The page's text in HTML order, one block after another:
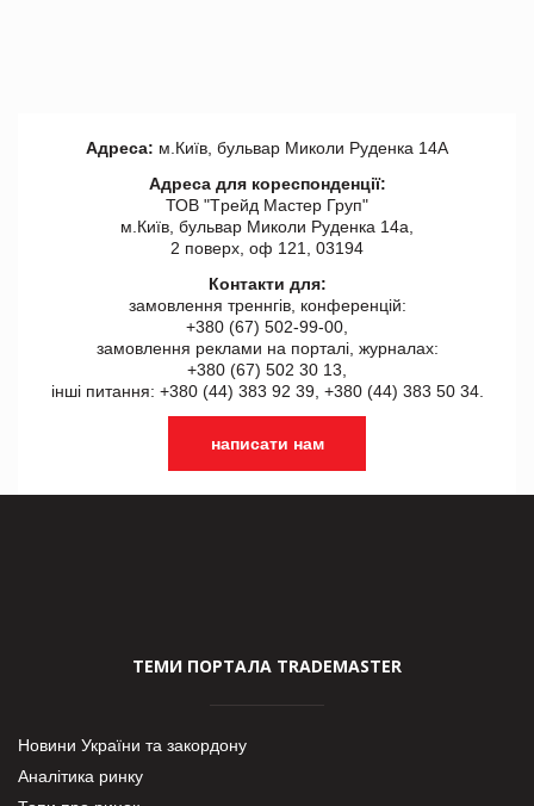
Адреса: м.Київ, бульвар Миколи Руденка 14А
Адреса для кореспонденції:
ТОВ "Tрейд Мастер Груп"
м.Київ, бульвар Миколи Руденка 14а,
2 поверх, оф 121, 03194
Контакти для:
замовлення треннгів, конференцій:
+380 (67) 502-99-00,
замовлення реклами на порталі, журналах:
+380 (67) 502 30 13,
інші питання: +380 (44) 383 92 39, +380 (44) 383 50 34.
написати нам
ТЕМИ ПОРТАЛА TRADEMASTER
Новини України та закордону
Аналітика ринку